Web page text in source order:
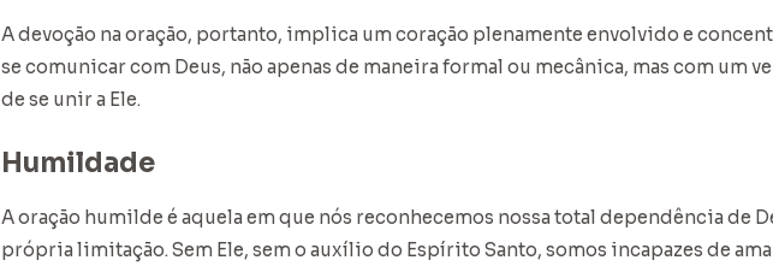
A devoção na oração, portanto, implica um coração plenamente envolvido e
se comunicar com Deus, não apenas de maneira formal ou mecânica, mas com um
de se unir a Ele.
Humildade
A oração humilde é aquela em que nós reconhecemos nossa total dependência de
própria limitação. Sem Ele, sem o auxílio do Espírito Santo, somos incapazes de